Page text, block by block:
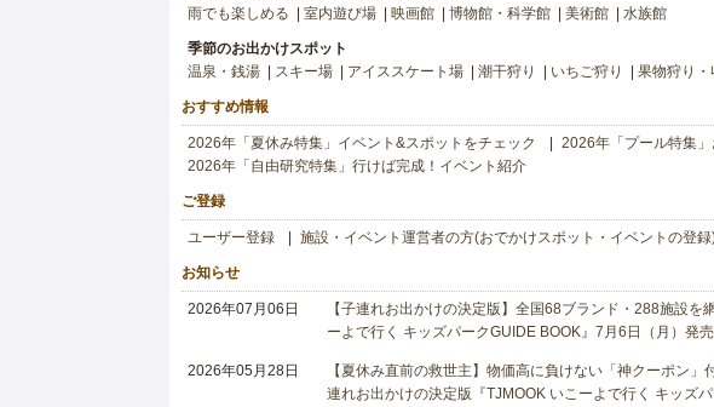
雨でも楽しめる
室内遊び場 映画館 博物館・科学館 美術館 水族館
季節のお出かけスポット
温泉・銭湯
スキー場 アイススケート場 潮干狩り いちご狩り 果物狩り・
おすすめ情報
2026年「夏休み特集」イベント&スポットをチェック
2026年「プール特集
2026年「自由研究特集」行けば完成！イベント紹介
ご登録
ユーザー登録 施設・イベント運営者の方(おでかけスポット・イベントの登録
お知らせ
2026年07月06日
【子連れお出かけの決定版】全国68ブランド・288施設を
ーよで行く キッズパークGUIDE BOOK』7月6日（月）発売
2026年05月28日
【夏休み直前の救世主】物価高に負けない「神クーポン」
連れお出かけの決定版『TJMOOK いこーよで行く キッズ